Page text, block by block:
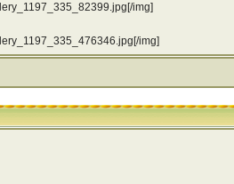
img]
img]